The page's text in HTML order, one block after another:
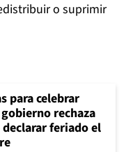
o suprimir
para celebrar
rechaza
declarar feriado el